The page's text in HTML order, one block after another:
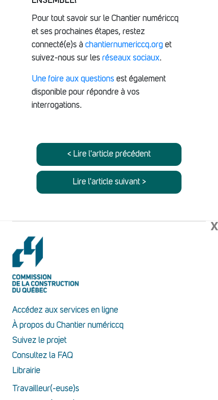
Pour tout savoir sur le Chantier numériccq
et ses prochaines étapes, restez
connecté(e)s à chantiernumericcq.org et
suivez-nous sur les réseaux sociaux.
Une foire aux questions est également
disponible pour répondre à vos
interrogations.
< Lire l'article précédent
Lire l'article suivant >
X
Accédez aux services en ligne
À propos du Chantier numériccq
Suivez le projet
Consultez la FAQ
Librairie
Travailleur(-euse)s